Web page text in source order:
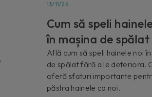
13/11/24
Cum să speli
în mașina de spălat
Află cum să speli hainele noi
de spălat fără a le deteriora.
oferă sfaturi importante
păstra hainele ca noi.